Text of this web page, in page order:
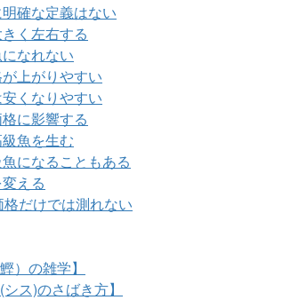
確な定義はない
く左右する
なれない
上がりやすい
くなりやすい
に影響する
魚を生む
になることもある
える
だけでは測れない
）の雑学】
シス)のさばき方】